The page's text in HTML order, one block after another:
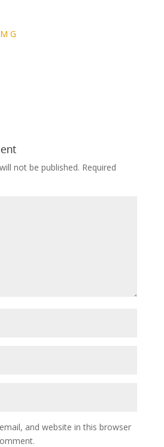
G
not be published. Required
and website in this browser